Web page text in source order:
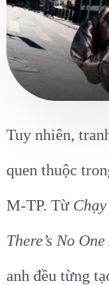
Tuy nhiên,
quen thuộc
M-TP. Từ
There’s No
anh đều từng